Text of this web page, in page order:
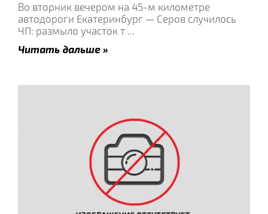
Во вторник вечером на 45-м километре
автодороги Екатеринбург — Серов случилось
ЧП: размыло участок т ...
Читать дальше »